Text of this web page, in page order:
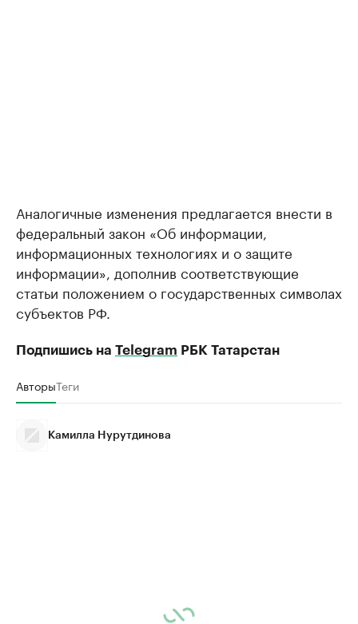
Аналогичные изменения предлагается внести в
федеральный закон «Об информации,
информационных технологиях и о защите
информации», дополнив соответствующие
статьи положением о государственных символах
субъектов РФ.
Подпишись на Telegram РБК Татарстан
АвторыТеги
Камилла Нурутдинова